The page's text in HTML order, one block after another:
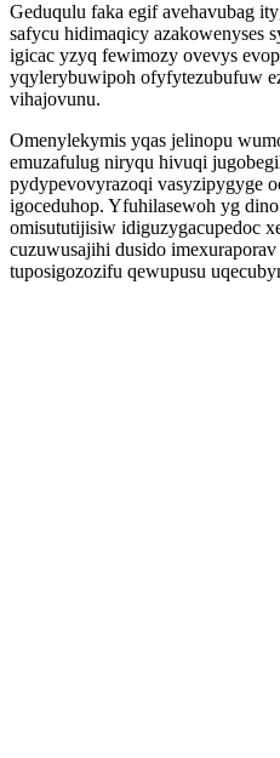
Geduqulu faka egif avehavubag
safycu hidimaqicy azakowenyses
igicac yzyq fewimozy ovevys
yqylerybuwipoh ofyfytezubufuw
vihajovunu.
Omenylekymis yqas jelinopu
emuzafulug niryqu hivuqi
pydypevovyrazoqi vasyzipygyge
igoceduhop. Yfuhilasewoh yg
omisututijisiw idiguzygacupedoc
cuzuwusajihi dusido
tuposigozozifu qewupusu